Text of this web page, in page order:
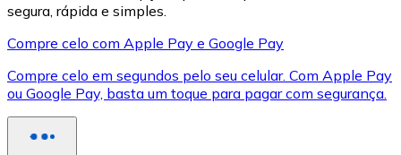
XRP
XRP
segura, rápida e simples.
Compre celo com Apple Pay e Google Pay
Compre celo em segundos pelo seu celular. Com Apple Pay
ou Google Pay, basta um toque para pagar com segurança.